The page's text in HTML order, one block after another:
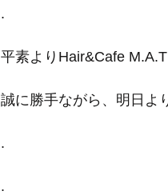
.
平素よりHair&Cafe
誠に勝手ながら、明日よ
.
.